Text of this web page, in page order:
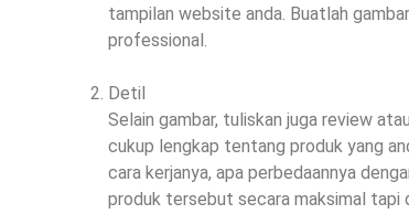
tampilan website anda. Buatlah
professional.
Detil
Selain gambar, tuliskan juga review
cukup lengkap tentang produk yang
cara kerjanya, apa perbedaannya
produk tersebut secara maksimal tapi